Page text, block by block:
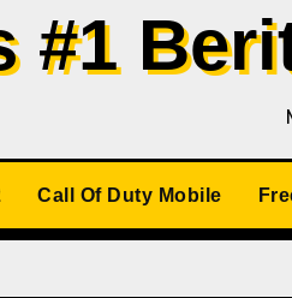
#1
Call Of Duty Mobile